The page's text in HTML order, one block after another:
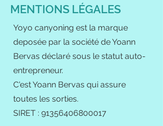
MENTIONS LÉGALES
Yoyo canyoning est la marque
deposée par la société de Yoann
Bervas déclaré sous le statut auto-
entrepreneur.
C'est Yoann Bervas qui assure
toutes les sorties.
SIRET : 91356406800017